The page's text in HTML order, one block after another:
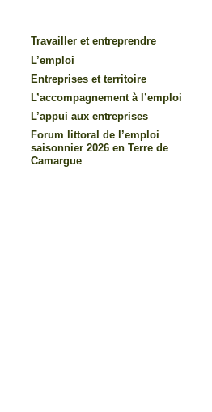
Travailler et entreprendre
L’emploi
Entreprises et territoire
L’accompagnement à l’emploi
L’appui aux entreprises
Forum littoral de l’emploi
saisonnier 2026 en Terre de
Camargue